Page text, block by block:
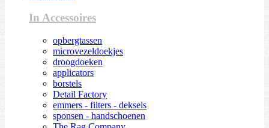
In Accessoires
opbergtassen
microvezeldoekjes
droogdoeken
applicators
borstels
Detail Factory
emmers - filters - deksels
sponsen - handschoenen